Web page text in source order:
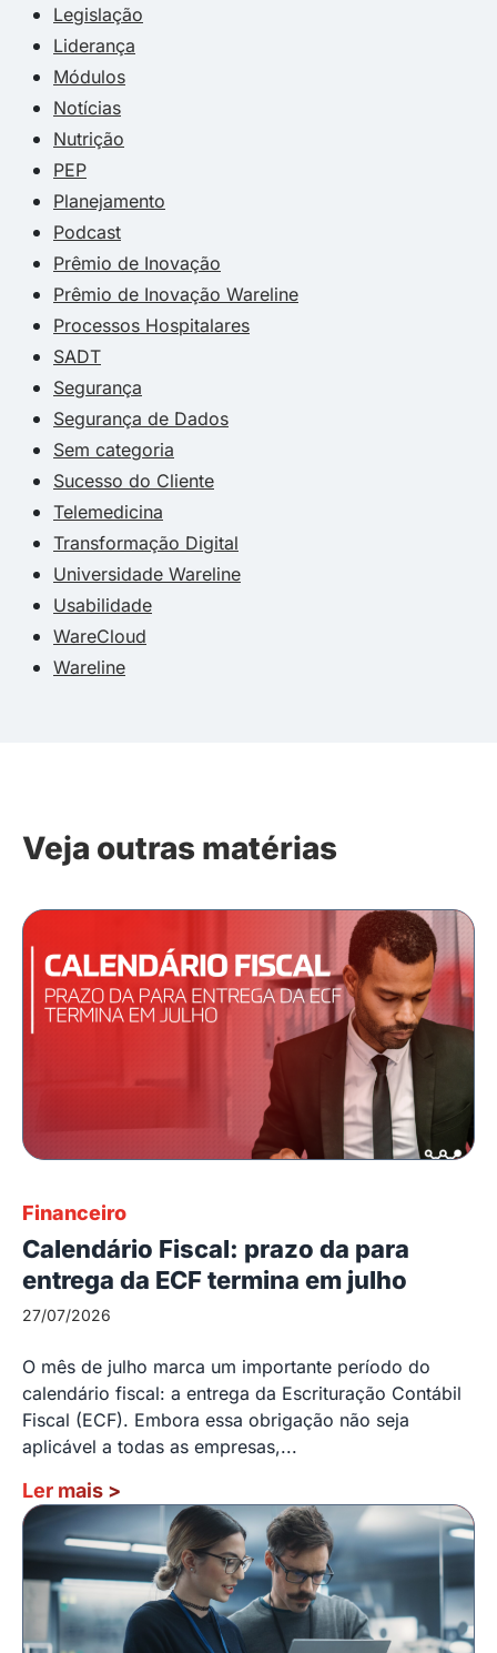
Legislação
Liderança
Módulos
Notícias
Nutrição
PEP
Planejamento
Podcast
Prêmio de Inovação
Prêmio de Inovação Wareline
Processos Hospitalares
SADT
Segurança
Segurança de Dados
Sem categoria
Sucesso do Cliente
Telemedicina
Transformação Digital
Universidade Wareline
Usabilidade
WareCloud
Wareline
Veja outras matérias
Financeiro
Calendário Fiscal: prazo da para
entrega da ECF termina em julho
27/07/2026
O mês de julho marca um importante período do
calendário fiscal: a entrega da Escrituração Contábil
Fiscal (ECF). Embora essa obrigação não seja
aplicável a todas as empresas,...
Ler mais >